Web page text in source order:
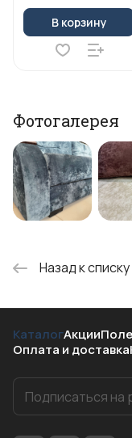
В корзину
Фотогалерея
Назад к списку
КаталогАкции
Оплата и доставка